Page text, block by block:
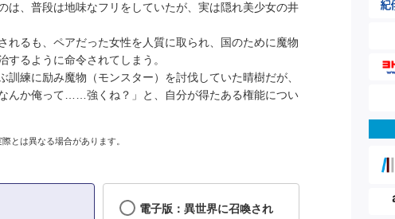
は、普段は地味なフリをしていたが、実は隠れ美少女の井
れるも、ペアだった女性を人質に取られ、国のために魔物
するように命令されてしまう。
訓練に励み魔物（モンスター）を討伐していた晴樹だが、
んか俺って……強くね？」と、自分が得たある権能につい
とは異なる場合があります。
電子版：異世界に召喚され